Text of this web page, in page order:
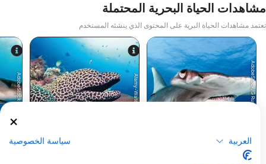
مشاهدات الحياة البحرية المحتملة
تعتمد مشاهدات الحياة البرية على المحتوى الذي ينشئه المستخدم
AdobeStock/G Russel Childress
قرش المطرقة الكبير
Alamy-WaterFrame
أنقليس موراي
AdobeStock-hakbak
العربية سياسة الخصوصية